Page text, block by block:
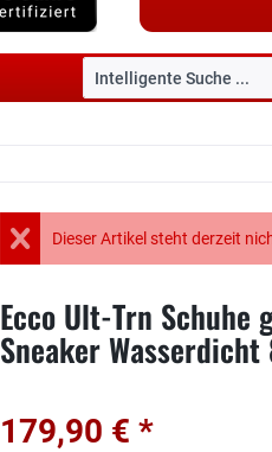
Dieser Artikel steht derzeit
Ecco Ult-Trn Schuhe
Sneaker
179,90 € *